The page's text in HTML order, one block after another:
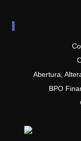
Abertura,
BPO